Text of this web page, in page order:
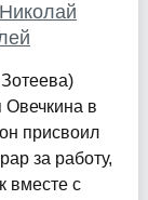
Овечкина в
присвоил
за работу,
вместе с